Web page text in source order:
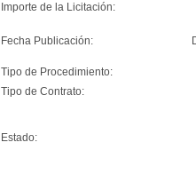
Importe de la Licitación:
Fecha Publicación:
Tipo de Procedimiento:
Tipo de Contrato:
Estado: